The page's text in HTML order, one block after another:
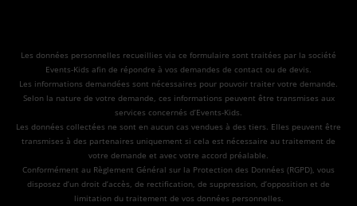
Les données personnelles recueillies via ce formulaire sont traitées par la société
Events-Kids afin de répondre à vos demandes de contact ou de devis.
Les informations demandées sont nécessaires pour pouvoir traiter votre demande.
Selon la nature de votre demande, ces informations peuvent être transmises aux
services concernés d’Events-Kids.
Les données collectées ne sont en aucun cas vendues à des tiers. Elles peuvent être
transmises à des partenaires uniquement si cela est nécessaire au traitement de
votre demande et avec votre accord préalable.
Conformément au Règlement Général sur la Protection des Données (RGPD), vous
disposez d’un droit d’accès, de rectification, de suppression, d’opposition et de
limitation du traitement de vos données personnelles.